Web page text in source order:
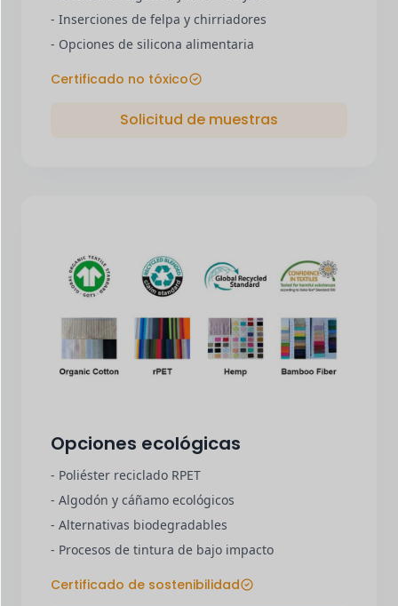
- Inserciones de felpa y chirriadores
- Opciones de silicona alimentaria
Certificado no tóxico
Solicitud de muestras
Opciones ecológicas
- Poliéster reciclado RPET
- Algodón y cáñamo ecológicos
- Alternativas biodegradables
- Procesos de tintura de bajo impacto
Certificado de sostenibilidad